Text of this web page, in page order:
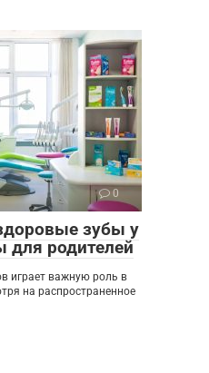
0
зубы у
для родителей
играет важную роль в
на распространенное